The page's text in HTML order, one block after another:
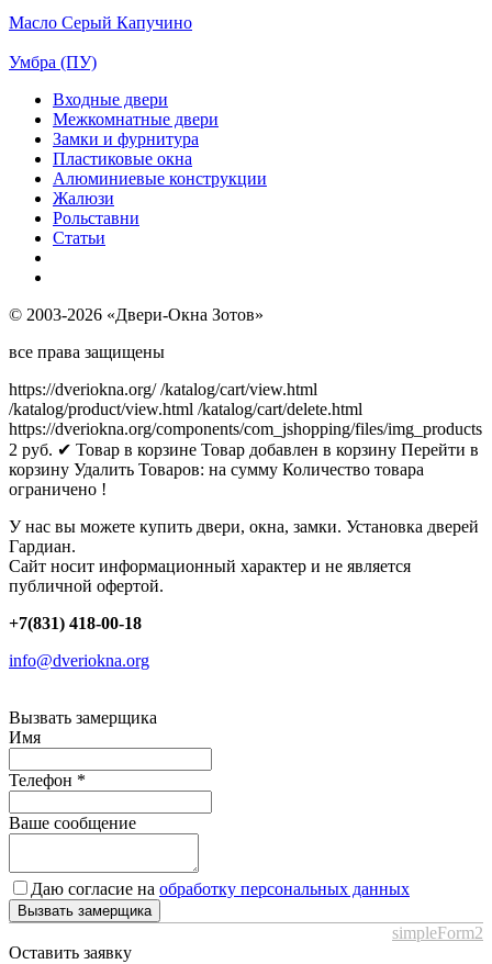
Масло Серый Капучино
Умбра (ПУ)
Входные двери
Межкомнатные двери
Замки и фурнитура
Пластиковые окна
Алюминиевые конструкции
Жалюзи
Рольставни
Статьи
© 2003-2026 «Двери-Окна Зотов»
все права защищены
https://dveriokna.org/ /katalog/cart/view.html
/katalog/product/view.html /katalog/cart/delete.html
https://dveriokna.org/components/com_jshopping/files/img_products
2 руб. ✔ Товар в корзине Товар добавлен в корзину Перейти в
корзину Удалить Товаров: на сумму Количество товара
ограничено !
У нас вы можете купить двери, окна, замки. Установка дверей
Гардиан.
Сайт носит информационный характер и не является
публичной офертой.
+7(831) 418-00-18
info@dveriokna.org
Вызвать замерщика
Имя
Телефон *
Ваше сообщение
Даю согласие на обработку персональных данных
Вызвать замерщика
simpleForm2
Оставить заявку